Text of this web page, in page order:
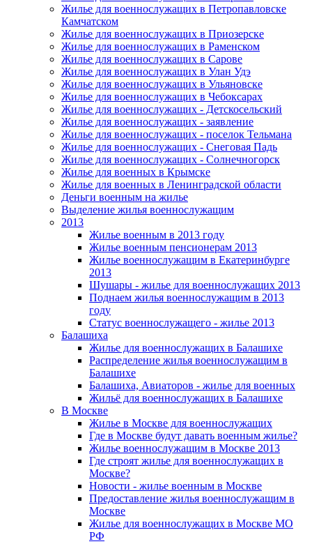
Жилье для военнослужащих в Петропавловске
Камчатском
Жилье для военнослужащих в Приозерске
Жилье для военнослужащих в Раменском
Жилье для военнослужащих в Сарове
Жилье для военнослужащих в Улан Удэ
Жилье для военнослужащих в Ульяновске
Жилье для военнослужащих в Чебоксарах
Жилье для военнослужащих - Детскосельский
Жилье для военнослужащих - заявление
Жилье для военнослужащих - поселок Тельмана
Жилье для военнослужащих - Снеговая Падь
Жилье для военнослужащих - Солнечногорск
Жилье для военных в Крымске
Жилье для военных в Ленинградской области
Деньги военным на жилье
Выделение жилья военнослужащим
2013
Жилье военным в 2013 году
Жилье военным пенсионерам 2013
Жилье военнослужащим в Екатеринбурге
2013
Шушары - жилье для военнослужащих 2013
Поднаем жилья военнослужащим в 2013
году
Статус военнослужащего - жилье 2013
Балашиха
Жилье для военнослужащих в Балашихе
Распределение жилья военнослужащим в
Балашихе
Балашиха, Авиаторов - жилье для военных
Жильё для военнослужащих в Балашихе
В Москве
Жилье в Москве для военнослужащих
Где в Москве будут давать военным жилье?
Жилье военнослужащим в Москве 2013
Где строят жилье для военнослужащих в
Москве?
Новости - жилье военным в Москве
Предоставление жилья военнослужащим в
Москве
Жилье для военнослужащих в Москве МО
РФ